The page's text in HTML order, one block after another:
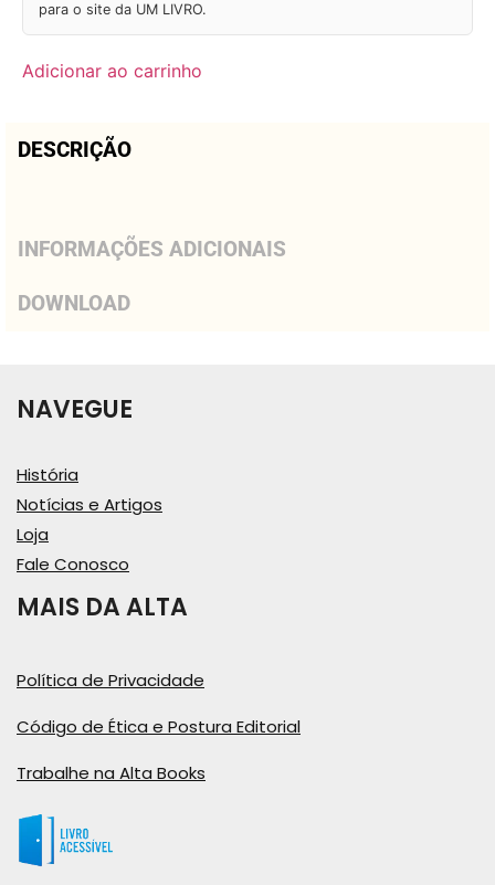
para o site da UM LIVRO.
Adicionar ao carrinho
DESCRIÇÃO
INFORMAÇÕES ADICIONAIS
DOWNLOAD
NAVEGUE
História
Notícias e Artigos
Loja
Fale Conosco
MAIS DA ALTA
Política de Privacidade
Código de Ética e Postura Editorial
Trabalhe na Alta Books